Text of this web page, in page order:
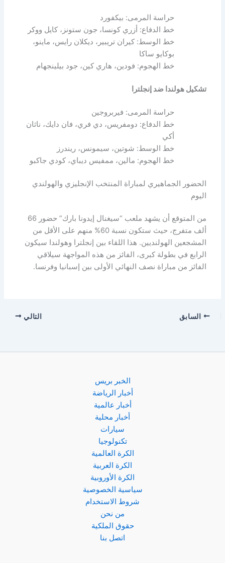
حراسة المرمى: بيكفورد
خط الدفاع: أزري كونسا، جون ستونز، كايل ووكر
خط الوسط: كيران تريبير، ديكلان رايس، ماينو،
بوكايو ساكا
خط الهجوم: فودين، هاري كين، جود بيلينجهام
تشكيل هولندا ضد إنجلترا
حراسة المرمى: فيربروجين
خط الدفاع: دومفريس، دي فري، فان دايك، ناثان
أكي
خط الوسط: شوتين، سيمونس، ريندرز
خط الهجوم: مالين، ممفيس ديباي، كودي جاكبو
الحضور الجماهيري لمباراة المنتخب الإنجليزي والهولندي
اليوم
من المتوقع أن يشهد ملعب “سيغنال إيدونا بارك” حضور 66
ألف متفرج، حيث ستكون نسبة 60% منهم على الأقل من
المشجعين الهولنديين. هذا اللقاء بين إنجلترا وهولندا سيكون
الرابع في بطولة كبرى، الفائز من هذه المواجهة سيلاقي
الفائز من مباراة نصف النهائي الأولى بين إسبانيا وفرنسا.
السابق التالي
الخبر بريس
أخبار الرياضة
أخبار عالمية
أخبار محلية
سيارات
تكنولوجيا
الكرة العالمية
الكرة العربية
الكرة الأوروبية
سياسية الخصوصية
شروط الاستخدام
من نحن
حقوق الملكية
اتصل بنا